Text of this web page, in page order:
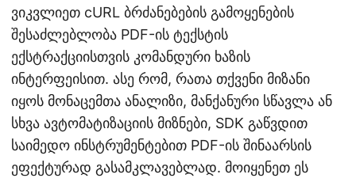
ვიკვლიეთ cURL ბრძანებების გამოყენების
შესაძლებლობა PDF-ის ტექსტის
ექსტრაქციისთვის კომანდური ხაზის
ინტერფეისით. ასე რომ, რათა თქვენი მიზანი
იყოს მონაცემთა ანალიზი, მანქანური სწავლა ან
სხვა ავტომატიზაციის მიზნები, SDK გაწვდით
საიმედო ინსტრუმენტებით PDF-ის შინაარსის
ეფექტურად გასამკლავებლად. მოიყენეთ ეს